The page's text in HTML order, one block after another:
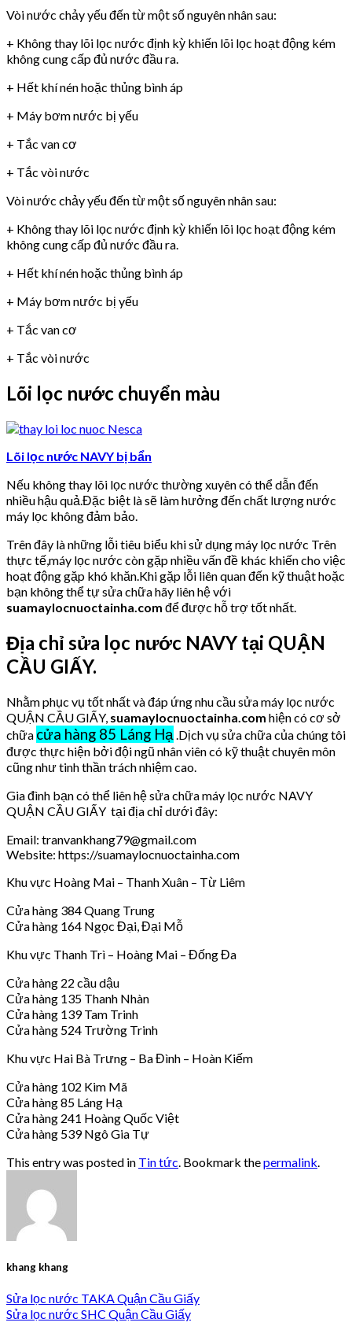
Vòi nước chảy yếu đến từ một số nguyên nhân sau:
+ Không thay lõi lọc nước định kỳ khiến lõi lọc hoạt động kém
không cung cấp đủ nước đầu ra.
+ Hết khí nén hoặc thủng bình áp
+ Máy bơm nước bị yếu
+ Tắc van cơ
+ Tắc vòi nước
Vòi nước chảy yếu đến từ một số nguyên nhân sau:
+ Không thay lõi lọc nước định kỳ khiến lõi lọc hoạt động kém
không cung cấp đủ nước đầu ra.
+ Hết khí nén hoặc thủng bình áp
+ Máy bơm nước bị yếu
+ Tắc van cơ
+ Tắc vòi nước
Lõi lọc nước chuyển màu
Lõi lọc nước NAVY bị bẩn
Nếu không thay lõi lọc nước thường xuyên có thể dẫn đến
nhiều hậu quả.Đặc biệt là sẽ làm hưởng đến chất lượng nước
máy lọc không đảm bảo.
Trên đây là những lỗi tiêu biểu khi sử dụng máy lọc nước Trên
thực tế,máy lọc nước còn gặp nhiều vấn đề khác khiến cho việc
hoạt động gặp khó khăn.Khi gặp lỗi liên quan đến kỹ thuật hoặc
bạn không thể tự sửa chữa hãy liên hệ với
suamaylocnuoctainha.com để được hỗ trợ tốt nhất.
Địa chỉ sửa lọc nước NAVY tại QUẬN
CẦU GIẤY.
Nhằm phục vụ tốt nhất và đáp ứng nhu cầu sửa máy lọc nước
QUẬN CẦU GIẤY, suamaylocnuoctainha.com hiện có cơ sở
chữa cửa hàng 85 Láng Hạ .Dịch vụ sửa chữa của chúng tôi
được thực hiện bởi đội ngũ nhân viên có kỹ thuật chuyên môn
cũng như tinh thần trách nhiệm cao.
Gia đình bạn có thể liên hệ sửa chữa máy lọc nước NAVY
QUẬN CẦU GIẤY tại địa chỉ dưới đây:
Email: tranvankhang79@gmail.com
Website: https://suamaylocnuoctainha.com
Khu vực Hoàng Mai – Thanh Xuân – Từ Liêm
Cửa hàng 384 Quang Trung
Cửa hàng 164 Ngọc Đại, Đại Mỗ
Khu vực Thanh Trì – Hoàng Mai – Đống Đa
Cửa hàng 22 cầu dậu
Cửa hàng 135 Thanh Nhàn
Cửa hàng 139 Tam Trinh
Cửa hàng 524 Trường Trinh
Khu vực Hai Bà Trưng – Ba Đình – Hoàn Kiếm
Cửa hàng 102 Kim Mã
Cửa hàng 85 Láng Hạ
Cửa hàng 241 Hoàng Quốc Việt
Cửa hàng 539 Ngô Gia Tự
This entry was posted in Tin tức . Bookmark thepermalink
khang khang
Sửa lọc nước TAKA Quận Cầu Giấy
Sửa lọc nước SHC Quận Cầu Giấy